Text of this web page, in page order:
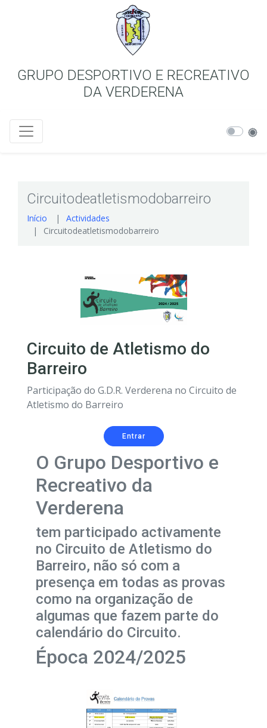
GRUPO DESPORTIVO E RECREATIVO
DA VERDERENA
Circuitodeatletismodobarreiro
Início
Actividades
Circuitodeatletismodobarreiro
Circuito de Atletismo do
Barreiro
Participação do G.D.R. Verderena no Circuito de
Atletismo do Barreiro
Entrar
O Grupo Desportivo e
Recreativo da
Verderena
tem participado activamente
no Circuito de Atletismo do
Barreiro, não só com a
presença em todas as provas
como na organização de
algumas que fazem parte do
calendário do Circuito.
Época 2024/2025